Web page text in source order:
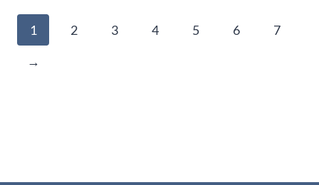
1 2 3 4 5 6
7
→